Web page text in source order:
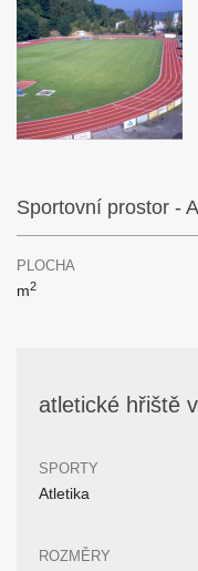
Sportovní prostor -
PLOCHA
m2
atletické hřiště
SPORTY
Atletika
ROZMĚRY